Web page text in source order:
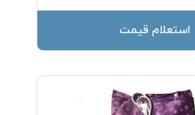
استعلام قیمت